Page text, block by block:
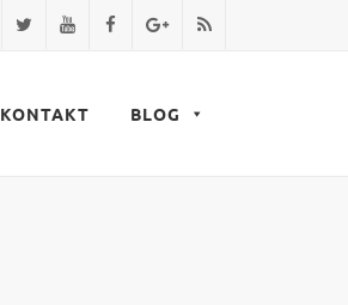
KONTAKT BLOG